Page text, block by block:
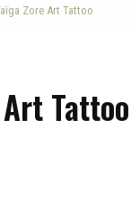
Zore Art Tattoo
Tattoo